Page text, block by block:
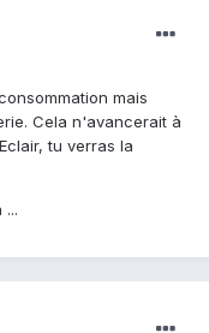
mais
Cela n'avancerait à
tu verras la